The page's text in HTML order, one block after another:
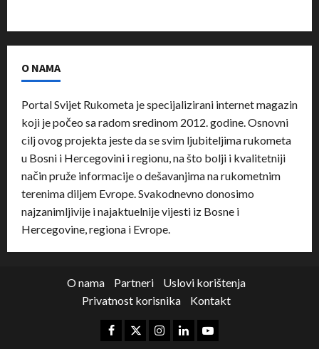
O NAMA
Portal Svijet Rukometa je specijalizirani internet magazin
koji je počeo sa radom sredinom 2012. godine. Osnovni
cilj ovog projekta jeste da se svim ljubiteljima rukometa
u Bosni i Hercegovini i regionu, na što bolji i kvalitetniji
način pruže informacije o dešavanjima na rukometnim
terenima diljem Evrope. Svakodnevno donosimo
najzanimljivije i najaktuelnije vijesti iz Bosne i
Hercegovine, regiona i Evrope.
O nama Partneri
Uslovi korištenja
Privatnost korisnika
Kontakt